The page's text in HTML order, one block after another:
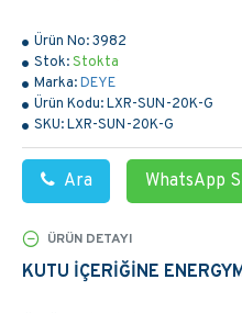
Ürün No:3982
Stok:Stokta
Marka:DEYE
Ürün Kodu:LXR-SUN-20K-G
SKU:LXR-SUN-20K-G
Ara WhatsApp
ÜRÜN DETAYI
KUTU İÇERİĞİNE